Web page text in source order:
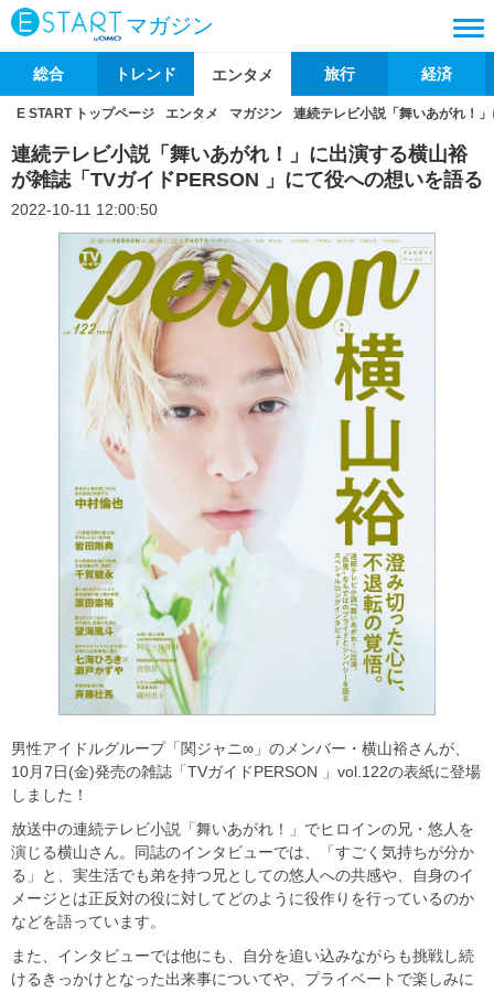
マガジン
総合 トレンド エンタメ 旅行 経済
E START トップページ エンタメ マガジン 連続テレビ小説「舞いあがれ！
連続テレビ小説「舞いあがれ！」に出演する横山裕
が雑誌「TVガイドPERSON 」にて役への想いを語る
2022-10-11 12:00:50
男性アイドルグループ「関ジャニ∞」のメンバー・横山裕さんが、
10月7日(金)発売の雑誌「TVガイドPERSON 」vol.122の表紙に登場
しました！
放送中の連続テレビ小説「舞いあがれ！」でヒロインの兄・悠人を
演じる横山さん。同誌のインタビューでは、「すごく気持ちが分か
る」と、実生活でも弟を持つ兄としての悠人への共感や、自身のイ
メージとは正反対の役に対してどのように役作りを行っているのか
などを語っています。
また、インタビューでは他にも、自分を追い込みながらも挑戦し続
けるきっかけとなった出来事についてや、プライベートで楽しみに